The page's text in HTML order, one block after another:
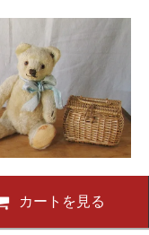
カートを見る